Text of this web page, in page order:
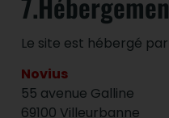
Le site est hébergé par
Novius
55 avenue Galline
69100 Villeurbanne